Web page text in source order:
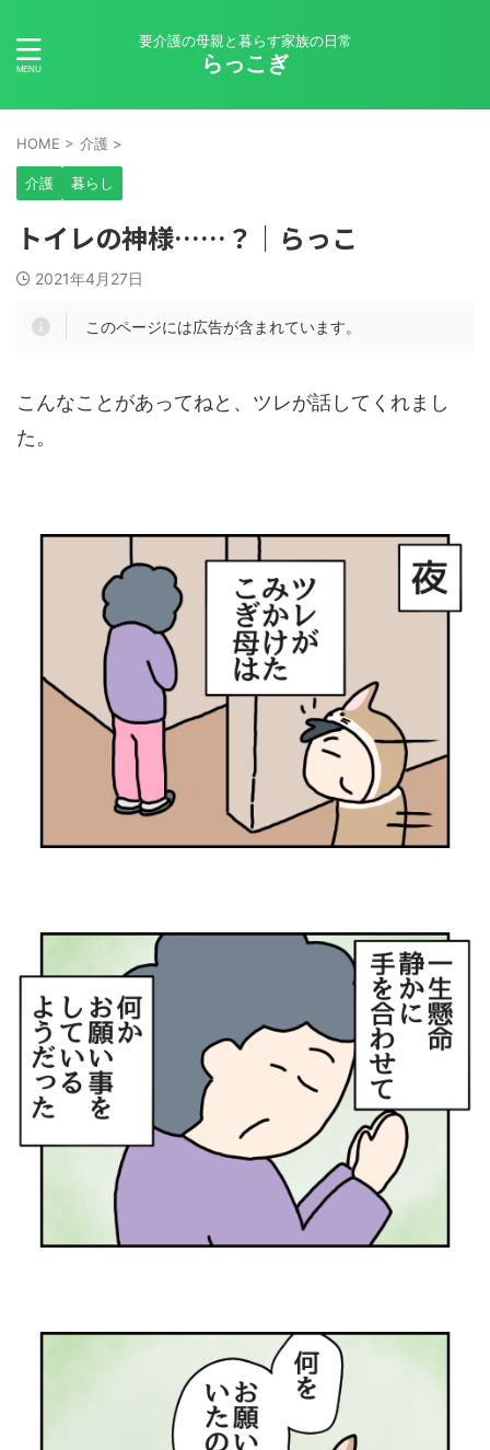
要介護の母親と暮らす家族の日常
らっこぎ
HOME > 介護 >
介護 暮らし
トイレの神様……？｜らっこ
2021年4月27日
このページには広告が含まれています。
こんなことがあってねと、ツレが話してくれまし
た。